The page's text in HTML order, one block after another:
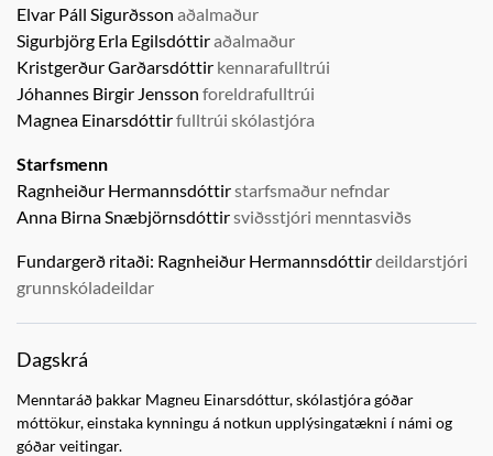
Elvar Páll Sigurðsson aðalmaður
Sigurbjörg Erla Egilsdóttiraðalmaður
Kristgerður Garðarsdóttir kennarafulltrúi
Jóhannes Birgir Jensson foreldrafulltrúi
Magnea Einarsdóttirfulltrúi skólastjóra
Starfsmenn
Ragnheiður Hermannsdóttirstarfsmaður nefndar
Anna Birna Snæbjörnsdóttirsviðsstjóri menntasviðs
Fundargerð ritaði: Ragnheiður Hermannsdóttirdeildarstjóri
grunnskóladeildar
Dagskrá
Menntaráð þakkar Magneu Einarsdóttur, skólastjóra góðar
móttökur, einstaka kynningu á notkun upplýsingatækni í námi og
góðar veitingar.